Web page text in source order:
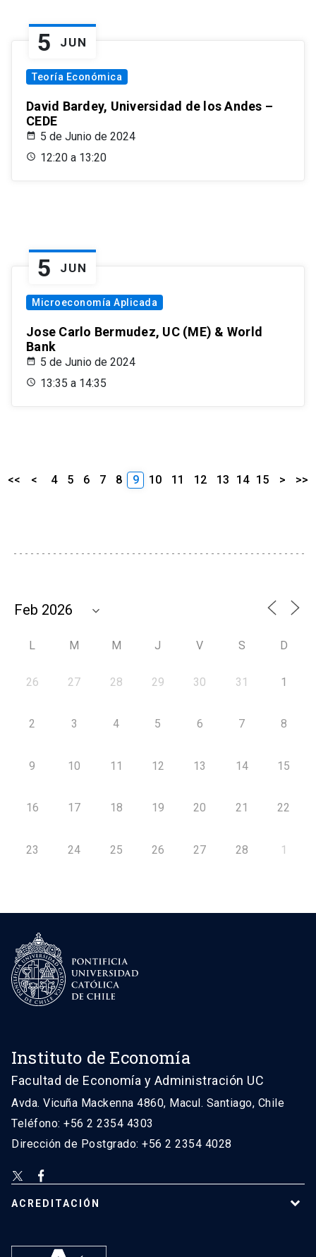
5 JUN
Teoría Económica
David Bardey, Universidad de los Andes –
CEDE
5 de Junio de 2024
12:20 a 13:20
5 JUN
Microeconomía Aplicada
Jose Carlo Bermudez, UC (ME) & World
Bank
5 de Junio de 2024
13:35 a 14:35
<< < 4 5 6 7 8 9 10 11 12 13 14 15 > >>
L M M J V S D
26 27 28 29 30 31 1
2 3 4 5 6 7 8
9 10 11 12 13 14 15
16 17 18 19 20 21 22
23 24 25 26 27 28 1
Instituto de Economía
Facultad de Economía y Administración UC
Avda. Vicuña Mackenna 4860, Macul. Santiago, Chile
Teléfono: +56 2 2354 4303
Dirección de Postgrado: +56 2 2354 4028
ACREDITACIÓN